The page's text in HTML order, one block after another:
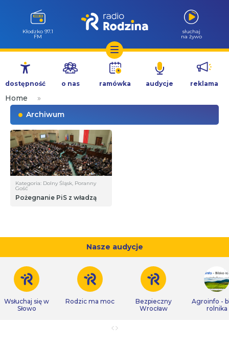
Przejdź
treści
Kłodzko 97.1
FM
słuchaj
na żywo
dostępność o nas ramówka audycje reklama
Home
»
Archiwum
Kategoria: Dolny Śląsk, Poranny
Gość
Pożegnanie PiS z władzą
Nasze audycje
Wsłuchaj się w
Słowo
Rodzic ma moc
Bezpieczny
Wrocław
Agroinfo -
rolnika